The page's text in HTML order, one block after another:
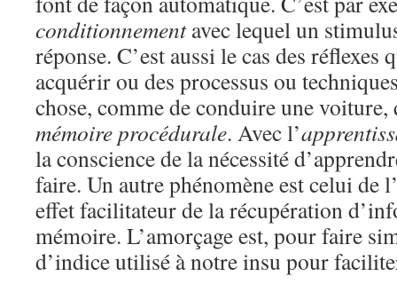
conditionnementavec lequel un
réponse. C’est aussi le cas des réflexes
acquérir ou des processus ou
chose, comme de conduire une
mémoire procédurale. Avec l’
la conscience de la nécessité
faire. Un autre phénomène est celui de
effet facilitateur de la récupération
mémoire. L’amorçage est, pour faire
d’indice utilisé à notre insu pour